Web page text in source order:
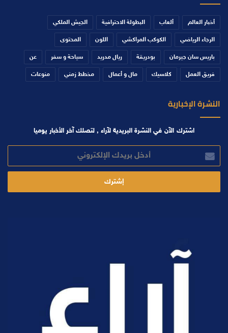
أخبار العالم ألعاب البطولة الاحترافية الجيش الملكي
الرجاء الرياضي الكوكب المراكشي اللون المحتوى
باريس سان جيرمان بودريقة ريال مدريد سياحة و سفر عن
فريق العمل كلاسيك مال و أعمال مخطط زمني منوعات
النشرة الإخبارية
اشترك الآن في النشرة البريدية لآراء , لتصلك آخر الأخبار يوميا
بريدك
الإلكتروني